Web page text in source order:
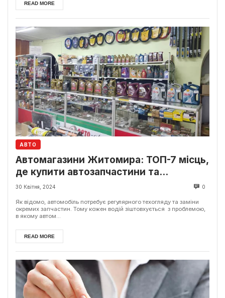
READ MORE
АВТО
Автомагазини Житомира: ТОП-7 місць,
де купити автозапчастини та
автохімію
30 Квітня, 2024 0
Як відомо, автомобіль потребує регулярного техогляду та заміни
окремих запчастин. Тому кожен водій зіштовхується з проблемою,
в якому автом...
READ MORE